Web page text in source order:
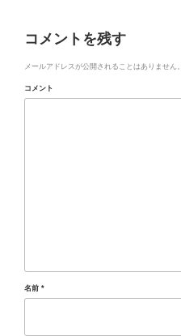
コメントを残す
メールアドレスが公開されることはありません。
コメント
名前 *